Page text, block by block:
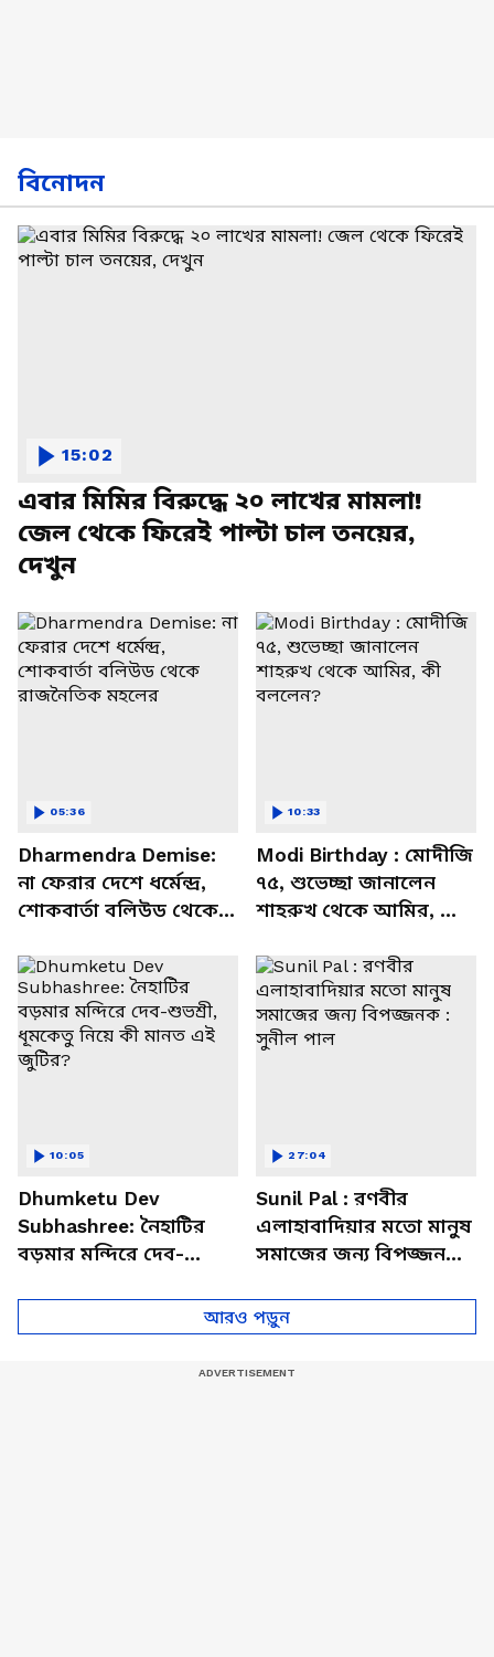
বিনোদন
এবার মিমির বিরুদ্ধে ২০ লাখের মামলা!
জেল থেকে ফিরেই পাল্টা চাল তনয়ের,
দেখুন
15:02
Dharmendra Demise:
না ফেরার দেশে ধর্মেন্দ্র,
শোকবার্তা বলিউড থেকে
05:36
Modi Birthday : মোদীজি
৭৫, শুভেচ্ছা জানালেন
শাহরুখ থেকে আমির, কী
10:33
Dhumketu Dev
Subhashree: নৈহাটির
বড়মার মন্দিরে দেব-
10:05
Sunil Pal : রণবীর
এলাহাবাদিয়ার মতো মানুষ
সমাজের জন্য বিপজ্জনক :
27:04
আরও পড়ুন